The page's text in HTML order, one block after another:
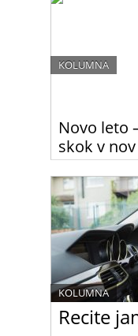
Novo leto
skok v
KOLUMNA
odločitve, je
opustimo.
pozitivno
vibracij in ljudi v
Recite
KOLUMNA